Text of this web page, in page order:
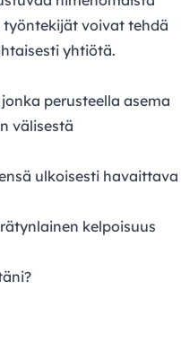
voivat tehdä
yhtiötä.
perusteella asema
välisestä
ulkoisesti havaittava
kelpoisuus